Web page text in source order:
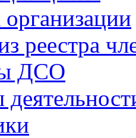
реестра
ДСО